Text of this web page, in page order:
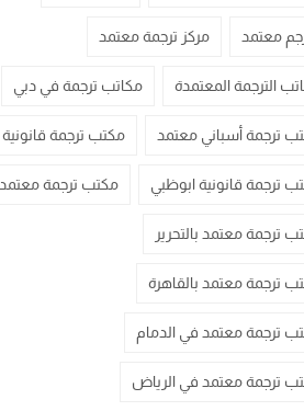
معتمد مركز ترجمة معتمد
الترجمة المعتمدة مكاتب ترجمة في دبي
ترجمة أسباني معتمد مكتب ترجمة قانونية
ترجمة قانونية ابوظبي مكتب ترجمة معتمد
ترجمة معتمد بالتحرير
ترجمة معتمد بالقاهرة
ترجمة معتمد في الدمام
ترجمة معتمد في الرياض